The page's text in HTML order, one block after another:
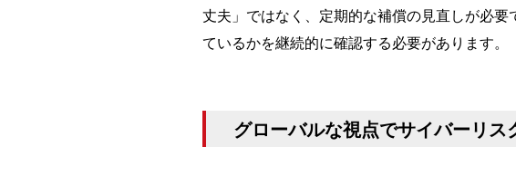
丈夫」ではなく、定期的な補償の見直しが必
ているかを継続的に確認する必要があります。
グローバルな視点でサイバーリス